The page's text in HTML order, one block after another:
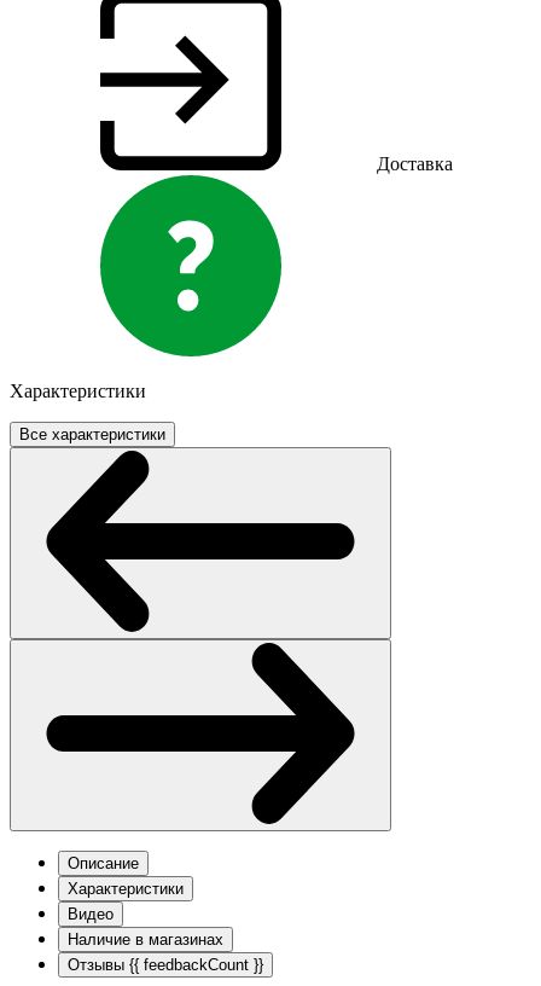
Доставка
Характеристики
Все характеристики
Описание
Характеристики
Видео
Наличие в магазинах
Отзывы {{ feedbackCount }}